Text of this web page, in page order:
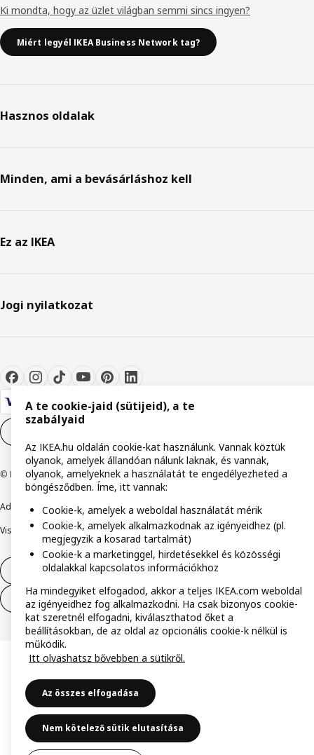
Ki mondta, hogy az üzlet világban semmi sincs ingyen?
Miért legyél IKEA Business Network tag?
Hasznos oldalak
Minden, ami a bevásárláshoz kell
Ez az IKEA
Jogi nyilatkozat
© Inter IKEA Systems B.V. 1999-2026
Adatvédelmi nyilatkozatCookie szabályzatEgyütt a biztonságért
Visszaélés bejelentés Digitális akadálymentesítési nyilatkozat
Elállás a szerződéstől
Elállás a szerződéstől (szolgáltatások)
A te cookie-jaid (sütijeid), a te
szabályaid
Az IKEA.hu oldalán cookie-kat használunk. Vannak köztük
olyanok, amelyek állandóan nálunk laknak, és vannak,
olyanok, amelyeknek a használatát te engedélyezheted a
böngésződben. Íme, itt vannak:
Cookie-k, amelyek a weboldal használatát mérik
Cookie-k, amelyek alkalmazkodnak az igényeidhez (pl.
megjegyzik a kosarad tartalmát)
Cookie-k a marketinggel, hirdetésekkel és közösségi
oldalakkal kapcsolatos információkhoz
Ha mindegyiket elfogadod, akkor a teljes IKEA.com weboldal
az igényeidhez fog alkalmazkodni. Ha csak bizonyos cookie-
kat szeretnél elfogadni, kiválaszthatod őket a
beállításokban, de az oldal az opcionális cookie-k nélkül is
működik.
Itt olvashatsz bővebben a sütikről.
Az összes elfogadása
Nem kötelező sütik elutasítása